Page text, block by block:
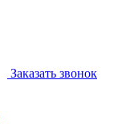
Заказать звонок